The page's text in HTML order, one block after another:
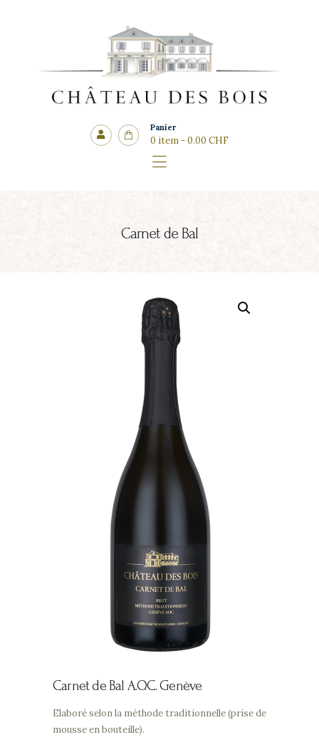
Panier
0 item-0.00 CHF
Carnet de Bal
CHÂTEAU DES BOIS
Carnet de Bal A.O.C. Genève
Elaboré selon la méthode traditionnelle (prise de
mousse en bouteille).